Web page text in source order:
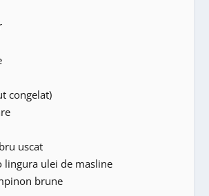
congelat)
uscat
lingura ulei de masline
brune